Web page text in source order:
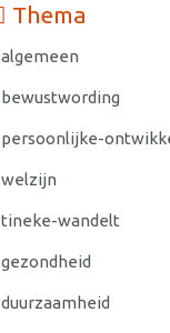
Thema
algemeen
bewustwording
persoonlijke-
welzijn
tineke-wandelt
gezondheid
duurzaamheid